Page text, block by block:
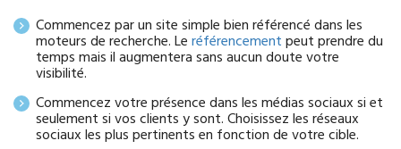
Commencez par un site simple bien référencé dans les
moteurs de recherche. Leréférencementpeut prendre du
temps mais il augmentera sans aucun doute votre
visibilité.
Commencez votre présence dans les médias sociaux si et
seulement si vos clients y sont. Choisissez les réseaux
sociaux les plus pertinents en fonction de votre cible.